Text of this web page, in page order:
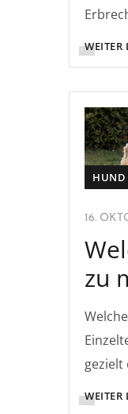
WEITER
HUND
16.
zu
WEITER